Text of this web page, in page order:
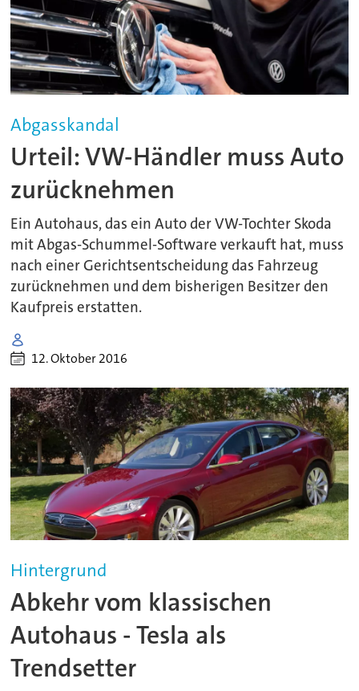
Abgasskandal
Urteil: VW-Händler muss Auto
zurücknehmen
Ein Autohaus, das ein Auto der VW-Tochter Skoda
mit Abgas-Schummel-Software verkauft hat, muss
nach einer Gerichtsentscheidung das Fahrzeug
zurücknehmen und dem bisherigen Besitzer den
Kaufpreis erstatten.
12. Oktober 2016
Hintergrund
Abkehr vom klassischen
Autohaus - Tesla als
Trendsetter